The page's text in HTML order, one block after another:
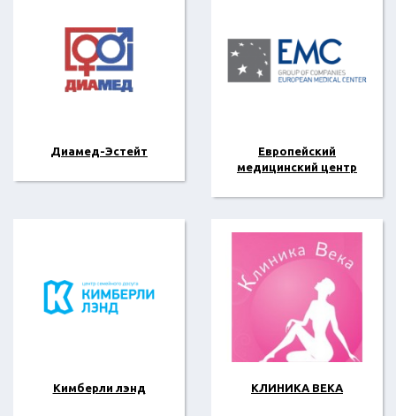
Диамед-Эстейт
Европейский
медицинский центр
Кимберли лэнд КЛИНИКА ВЕКА